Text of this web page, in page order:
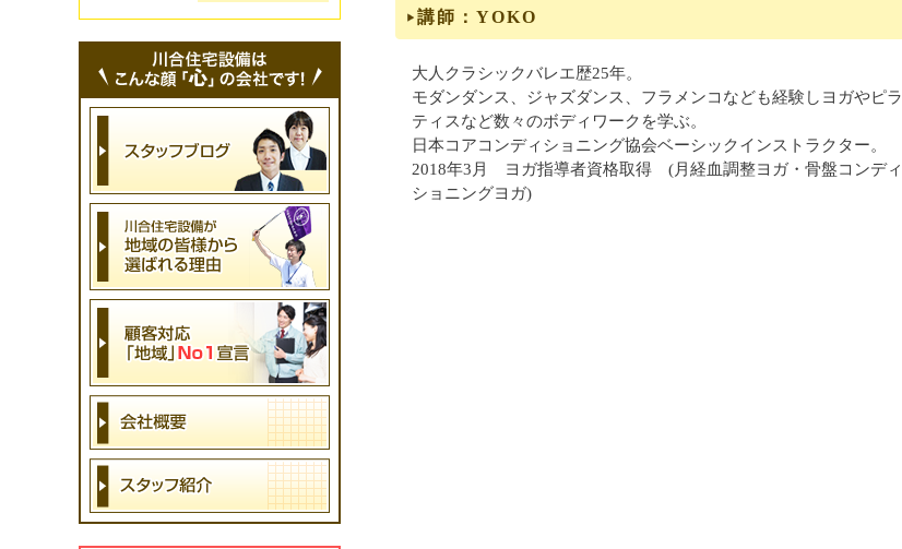
講師：YOKO
大人クラシックバレエ歴25年。
モダンダンス、ジャズダンス、フラメンコなども経験しヨガやピラ
ティスなど数々のボディワークを学ぶ。
日本コアコンディショニング協会ベーシックインストラクター。
2018年3月 ヨガ指導者資格取得 (月経血調整ヨガ・骨盤コンディ
ショニングヨガ)